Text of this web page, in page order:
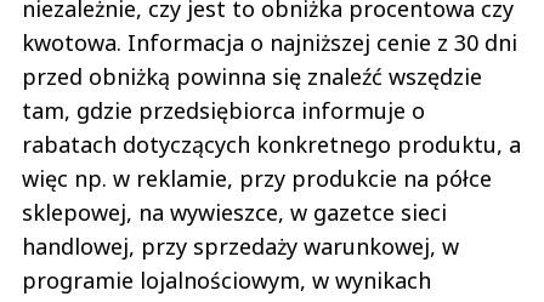
niezależnie, czy jest to obniżka procentowa czy
kwotowa. Informacja o najniższej cenie z 30 dni
przed obniżką powinna się znaleźć wszędzie
tam, gdzie przedsiębiorca informuje o
rabatach dotyczących konkretnego produktu, a
więc np. w reklamie, przy produkcie na półce
sklepowej, na wywieszce, w gazetce sieci
handlowej, przy sprzedaży warunkowej, w
programie lojalnościowym, w wynikach